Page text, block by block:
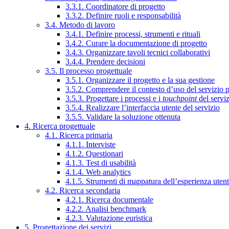
3.3.1. Coordinatore di progetto
3.3.2. Definire ruoli e responsabilità
3.4. Metodo di lavoro
3.4.1. Definire processi, strumenti e rituali
3.4.2. Curare la documentazione di progetto
3.4.3. Organizzare tavoli tecnici collaborativi
3.4.4. Prendere decisioni
3.5. Il processo progettuale
3.5.1. Organizzare il progetto e la sua gestione
3.5.2. Comprendere il contesto d’uso del servizio
3.5.3. Progettare i processi e i touchpointdel
3.5.4. Realizzare l’interfaccia utente del servizio
3.5.5. Validare la soluzione ottenuta
4. Ricerca progettuale
4.1. Ricerca primaria
4.1.1. Interviste
4.1.2. Questionari
4.1.3. Test di usabilità
4.1.4. Web analytics
4.1.5. Strumenti di mappatura dell’esperienza
4.2. Ricerca secondaria
4.2.1. Ricerca documentale
4.2.2. Analisi benchmark
4.2.3. Valutazione euristica
5. Progettazione dei servizi